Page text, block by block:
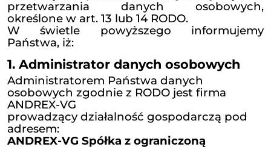
W związku z powyższym,
obowiązującymi przepisami
ochrony danych
osobowych, firma ANDREX-
zobowiązana podać informacje
przetwarzania danych
określone w art. 13 lub 14 RODO.
W świetle powyższego
Państwa, iż: